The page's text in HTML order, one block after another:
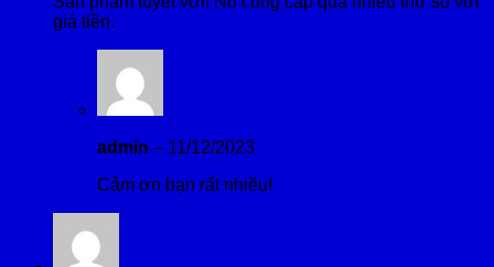
giá tiền.
admin – 11/12/2023
Cảm ơn bạn rất nhiều!